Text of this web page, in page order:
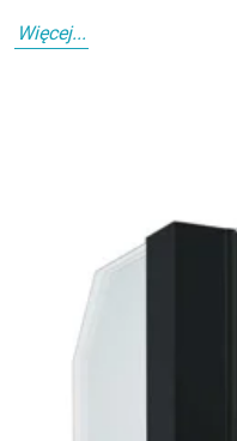
Więcej...